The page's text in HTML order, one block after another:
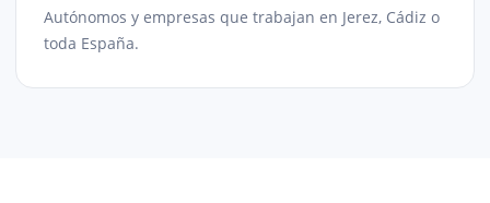
Autónomos y empresas que trabajan en Jerez, Cádiz o
toda España.